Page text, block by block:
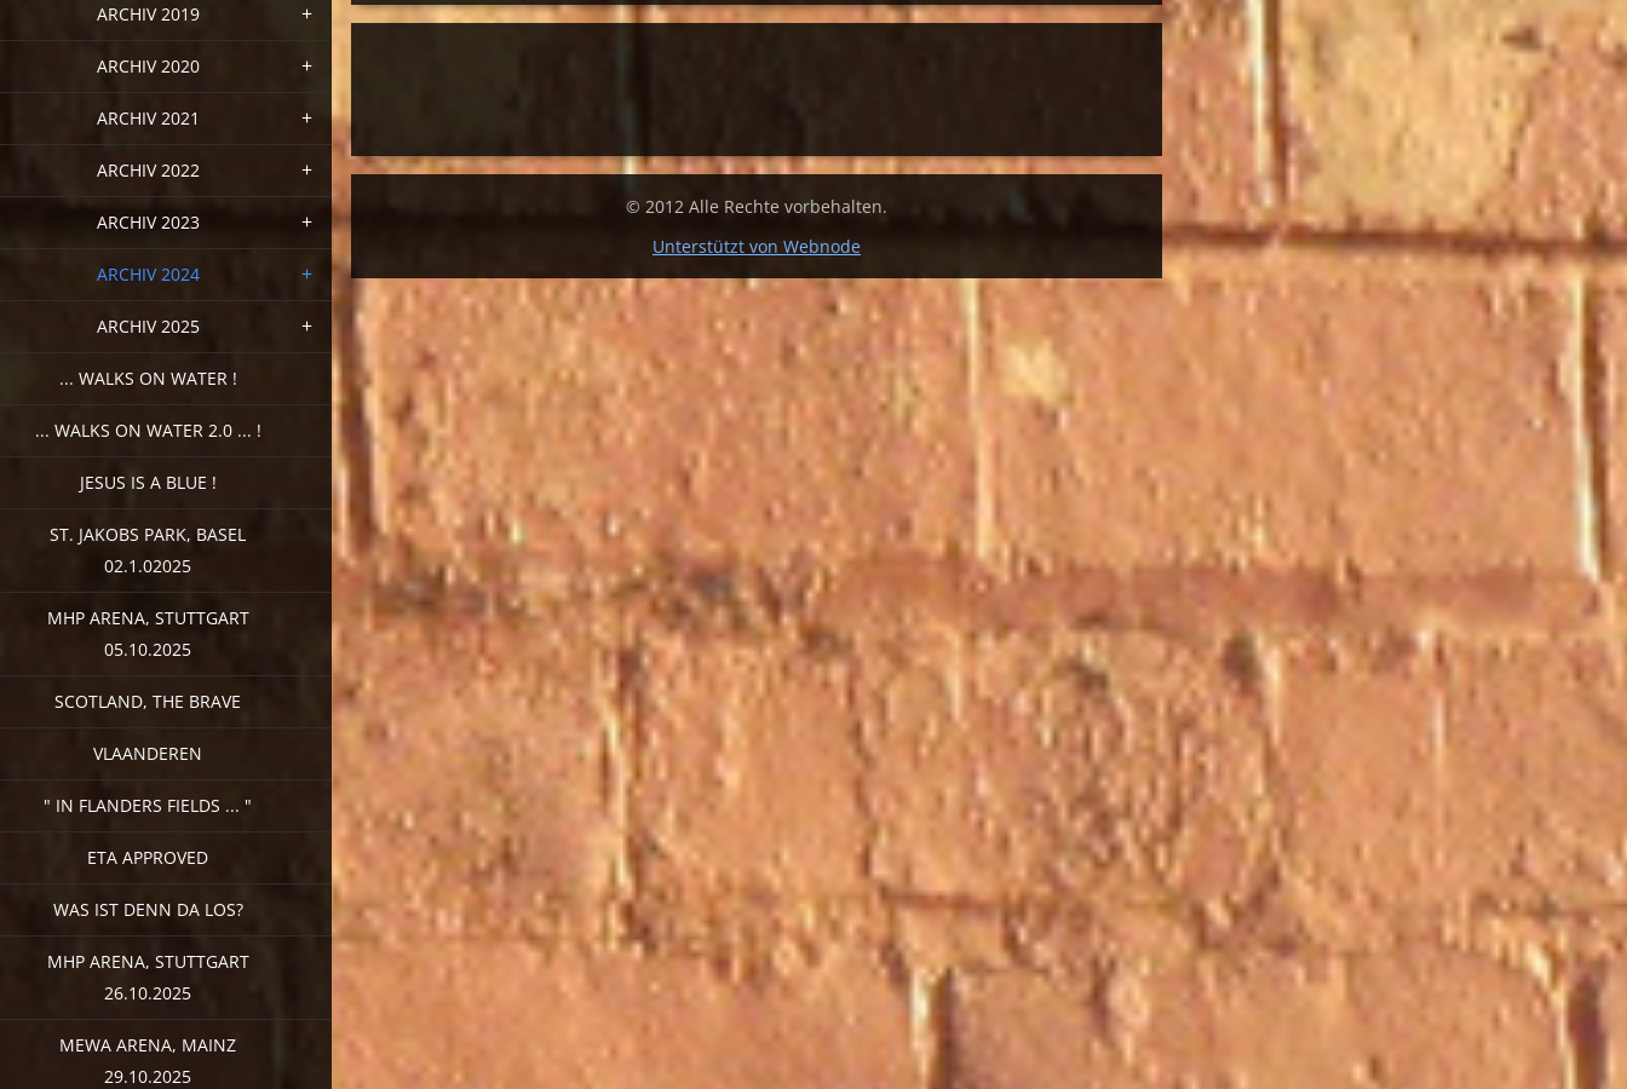
ARCHIV 2019
ARCHIV 2020
ARCHIV 2021
ARCHIV 2022
ARCHIV 2023
ARCHIV 2024
ARCHIV 2025
... WALKS ON WATER !
... WALKS ON WATER 2.0 ... !
JESUS IS A BLUE !
ST. JAKOBS PARK, BASEL
02.1.02025
MHP ARENA, STUTTGART
05.10.2025
SCOTLAND, THE BRAVE
VLAANDEREN
" IN FLANDERS FIELDS ... "
ETA APPROVED
WAS IST DENN DA LOS?
MHP ARENA, STUTTGART
26.10.2025
MEWA ARENA, MAINZ
29.10.2025
© 2012 Alle Rechte vorbehalten.
Unterstützt von Webnode